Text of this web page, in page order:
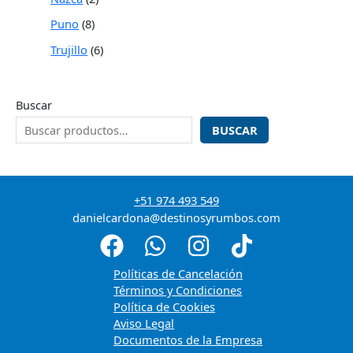
Puno 8
Trujillo 6
Buscar
BUSCAR
+51 974 493 549
danielcardona@destinosyrumbos.com
Políticas de Cancelación
Términos y Condiciones
Política de Cookies
Aviso Legal
Documentos de la Empresa